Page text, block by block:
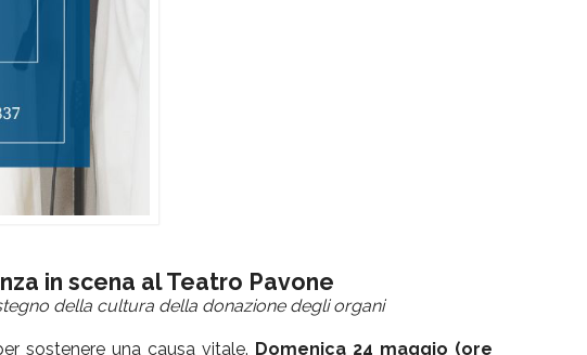
in scena al Teatro Pavone
della cultura della donazione degli organi
sostenere una causa vitale. Domenica 24 maggio (ore